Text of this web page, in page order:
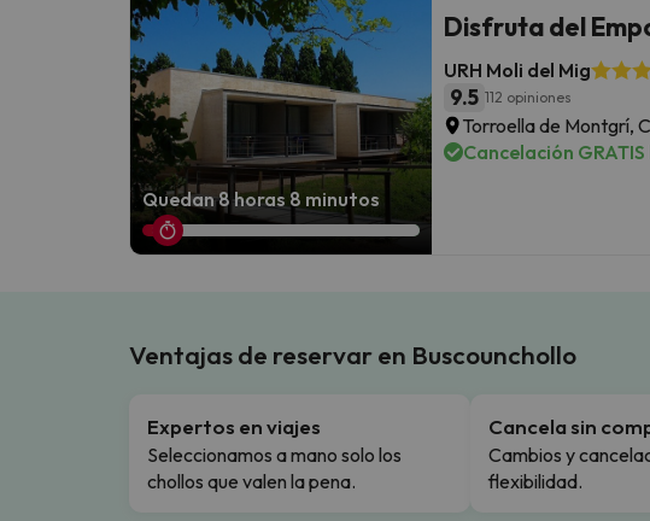
Quedan 8 horas 8 minutos
Disfruta del
URH Moli del Mig
9.5 112 opiniones
Torroella de Montgrí,
Cancelación
Ventajas de reservar en Buscounchollo
Expertos en viajes
Seleccionamos a mano solo los
chollos que valen la pena.
Cancela sin
Cambios y
flexibilidad.